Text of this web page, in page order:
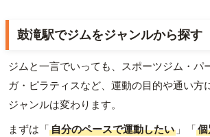
鼓滝駅でジムをジャンルから探す
ジムと一言でいっても、スポーツジム・パ
ガ・ピラティスなど、運動の目的や通い方
ジャンルは変わります。
まずは「自分のペースで運動したい 」「